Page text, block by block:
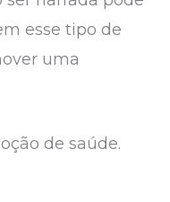
esse tipo de
uma
de saúde.